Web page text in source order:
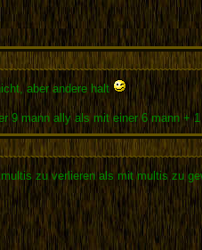
aber andere halt
9 mann ally als mit einer 6 mann +
zu verlieren als mit multis zu